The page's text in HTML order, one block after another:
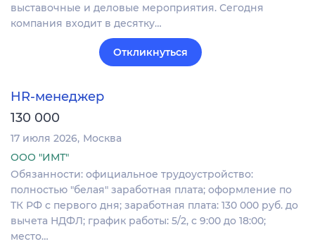
выставочные и деловые мероприятия. Сегодня
компания входит в десятку…
Откликнуться
HR-менеджер
130 000
17 июля 2026 Москва
ООО "ИМТ"
Обязанности: официальное трудоустройство:
полностью "белая" заработная плата; оформление по
ТК РФ с первого дня; заработная плата: 130 000 руб. до
вычета НДФЛ; график работы: 5/2, с 9:00 до 18:00;
место…